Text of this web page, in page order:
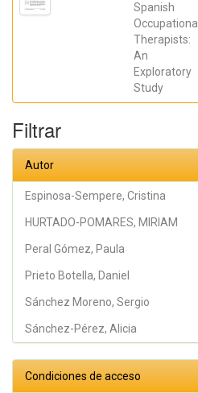
Spanish
Occupational
Therapists:
An
Exploratory
Study
Filtrar
Autor
Espinosa-Sempere, Cristina
HURTADO-POMARES, MIRIAM
Peral Gómez, Paula
Prieto Botella, Daniel
Sánchez Moreno, Sergio
Sánchez-Pérez, Alicia
Condiciones de acceso